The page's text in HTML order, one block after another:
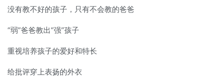
没有教不好的孩子，只有不会教的爸爸
“弱”爸爸教出“强”孩子
重视培养孩子的爱好和特长
给批评穿上表扬的外衣